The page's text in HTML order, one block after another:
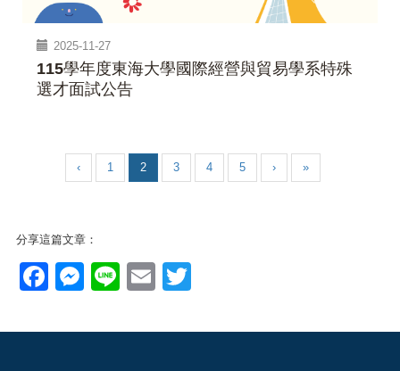
2025-11-27
115學年度東海大學國際經營與貿易學系特殊
選才面試公告
‹ 1 2 3 4 5 › »
分享這篇文章：
Facebook
Messenger
LineEmail